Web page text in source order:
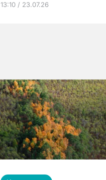
по ОМС!
13:10 / 23.07.26